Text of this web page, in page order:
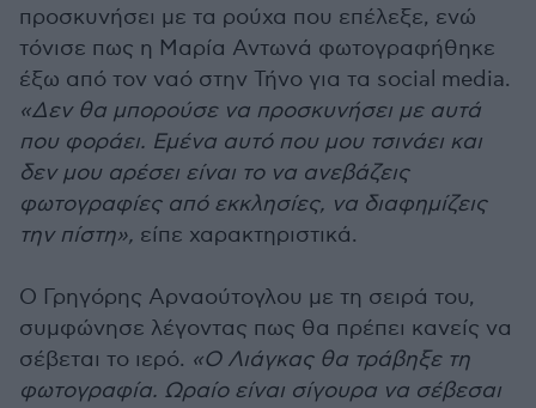
προσκυνήσει με τα ρούχα που επέλεξε, ενώ
τόνισε πως η Μαρία Αντωνά φωτογραφήθηκε
έξω από τον ναό στην Τήνο για τα social media.
«Δεν θα μπορούσε να προσκυνήσει με αυτά
που φοράει. Εμένα αυτό που μου τσινάει και
δεν μου αρέσει είναι το να ανεβάζεις
φωτογραφίες από εκκλησίες, να διαφημίζεις
την πίστη», είπε χαρακτηριστικά.
Ο Γρηγόρης Αρναούτογλου με τη σειρά του,
συμφώνησε λέγοντας πως θα πρέπει κανείς να
σέβεται το ιερό. «Ο Λιάγκας θα τράβηξε τη
φωτογραφία. Ωραίο είναι σίγουρα να σέβεσαι